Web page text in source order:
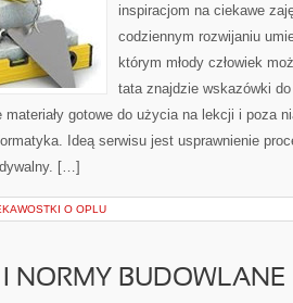
inspiracjom na ciekawe
codziennym rozwijaniu
którym młody człowiek
tata znajdzie wskazówki
materiały gotowe do użycia na lekcji i poza
Ideą serwisu jest usprawnienie
[…]
O OPLU
I NORMY BUDOWLANE